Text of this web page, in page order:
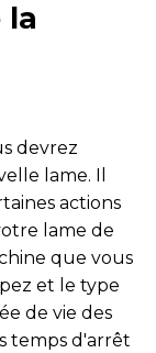
la
devrez
lame. Il
actions
lame de
que vous
et le type
de vie des
temps d'arrêt